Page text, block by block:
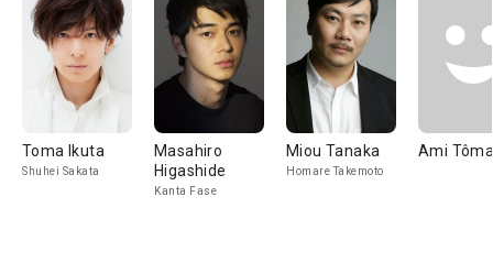
Toma Ikuta
Shuhei Sakata
Masahiro
Higashide
Kanta Fase
Miou Tanaka
Homare Takemoto
Ami